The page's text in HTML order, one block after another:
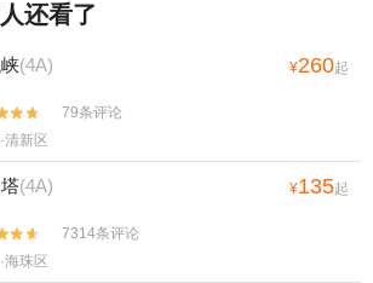
还看了
(4A) ¥260起
79条评论
清新区
(4A) ¥135起
7314条评论
海珠区